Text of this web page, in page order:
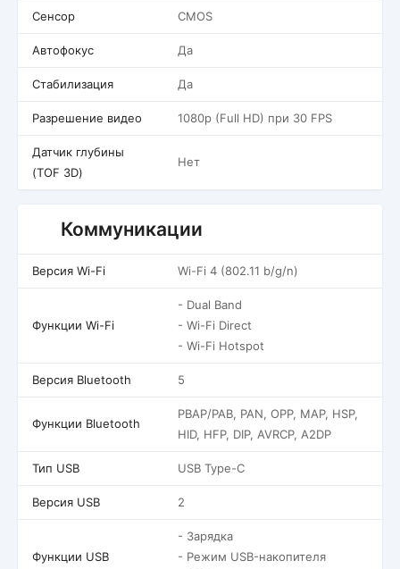
Сенсор CMOS
Автофокус Да
Стабилизация Да
Разрешение видео 1080p (Full HD) при 30 FPS
Датчик глубины
(TOF 3D)
Нет
Коммуникации
Версия Wi-Fi Wi-Fi 4 (802.11 b/g/n)
Функции Wi-Fi
- Dual Band
- Wi-Fi Direct
- Wi-Fi Hotspot
Версия Bluetooth 5
Функции Bluetooth
PBAP/PAB, PAN, OPP, MAP, HSP,
HID, HFP, DIP, AVRCP, A2DP
Тип USB USB Type-C
Версия USB 2
Функции USB
- Зарядка
- Режим USB-накопителя